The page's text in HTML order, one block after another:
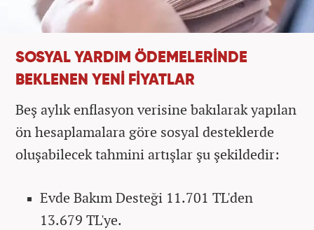
SOSYAL YARDIM ÖDEMELERİNDE
BEKLENEN YENİ FİYATLAR
Beş aylık enflasyon verisine bakılarak yapılan
ön hesaplamalara göre sosyal desteklerde
oluşabilecek tahmini artışlar şu şekildedir:
Evde Bakım Desteği 11.701 TL'den
13.679 TL'ye.